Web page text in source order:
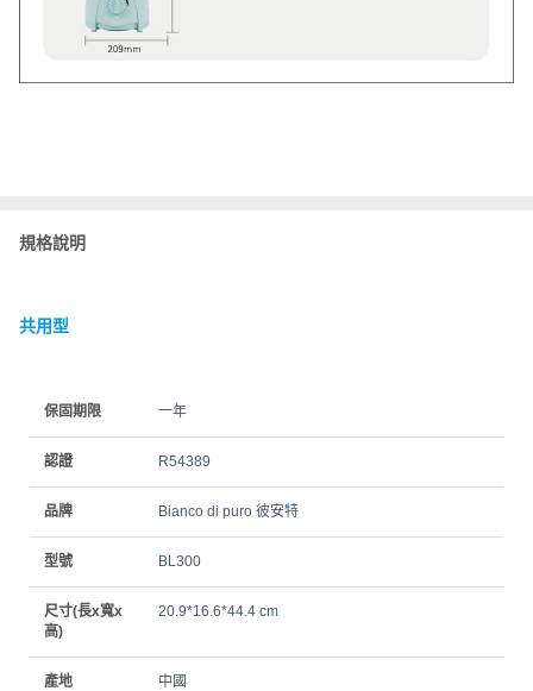
規格說明
共用型
保固期限 一年
認證 R54389
品牌 Bianco di puro 彼安特
型號 BL300
尺寸(長x寬x
高)
20.9*16.6*44.4 cm
產地 中國